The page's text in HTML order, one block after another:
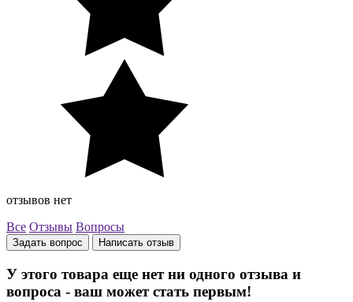
отзывов нет
Все Отзывы Вопросы
Задать вопрос Написать отзыв
У этого товара еще нет ни одного отзыва и
вопроса - ваш может стать первым!